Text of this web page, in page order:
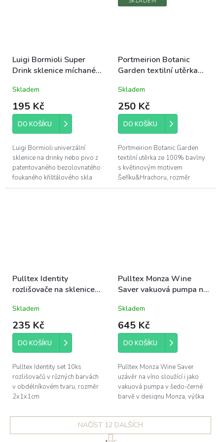
Luigi Bormioli Super
Drink sklenice míchané
(10200)
Skladem
195 Kč
DO KOŠÍKU
Luigi Bormioli univerzální
sklenice na drinky nebo pivo z
patentovaného bezolovnatého
foukaného křišťálového skla
Son.hyx se výšenou odolností
Portmeirion Botanic
Garden textilní utěrka
Šeřík&Hrachor
Skladem
250 Kč
DO KOŠÍKU
Portmeirion Botanic Garden
textilní utěrka ze 100% bavlny
s květinovým motivem
Šeříku&Hrachoru, rozměr
45x74cm; tradiční anglická
Pulltex Identity
rozlišovače na sklenice
barevné 2x1x1cm
Skladem
235 Kč
DO KOŠÍKU
Pulltex Identity set 10ks
rozlišovačů v různých barvách
v obdélníkovém tvaru, rozměr
2x1x1cm
Pulltex Monza Wine
Saver vakuová pumpa na
Skladem
645 Kč
DO KOŠÍKU
Pulltex Monza Wine Saver
uzávěr na víno sloužící i jako
vakuová pumpa v šedo-černé
barvě v designu Monza, výška
NAČÍST 12 DALŠÍCH
S